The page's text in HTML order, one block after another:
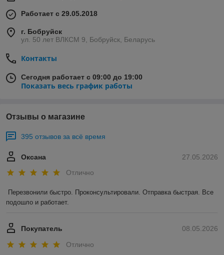
Работает с 29.05.2018
г. Бобруйск
ул. 50 лет ВЛКСМ 9, Бобруйск, Беларусь
Контакты
Сегодня работает с 09:00 до 19:00
Показать весь график работы
Отзывы о магазине
395 отзывов за всё время
27.05.2026
Оксана
Отлично
Перезвонили быстро. Проконсультировали. Отправка быстрая. Все
подошло и работает.
08.05.2026
Покупатель
Отлично